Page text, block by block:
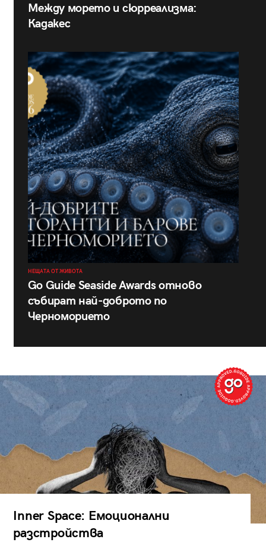
Между морето и сюрреализма:
Кадакес
НЕЩАТА ОТ ЖИВОТА
Go Guide Seaside Awards отново
събират най-доброто по
Черноморието
Inner Space: Емоционални
разстройства